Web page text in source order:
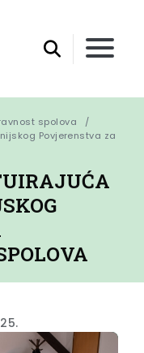
spolova
Povjerenstva za